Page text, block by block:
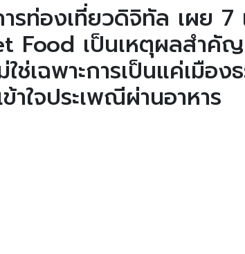
ท่องเที่ยวดิจิทัล เผย 7
Food เป็นเหตุผลสำคั
ช่เฉพาะการเป็นแค่เมือง
ใจประเพณีผ่านอาหาร